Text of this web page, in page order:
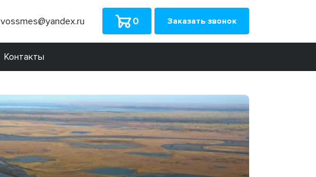
vossmes@yandex.ru 0 Заказать звонок
Контакты